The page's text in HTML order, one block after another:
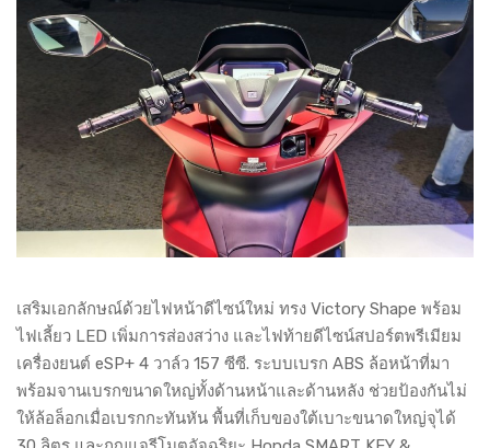
เสริมเอกลักษณ์ด้วยไฟหน้าดีไซน์ใหม่ ทรง Victory Shape พร้อม
ไฟเลี้ยว LED เพิ่มการส่องสว่าง และไฟท้ายดีไซน์สปอร์ตพรีเมียม
เครื่องยนต์ eSP+ 4 วาล์ว 157 ซีซี. ระบบเบรก ABS ล้อหน้าที่มา
พร้อมจานเบรกขนาดใหญ่ทั้งด้านหน้าและด้านหลัง ช่วยป้องกันไม่
ให้ล้อล็อกเมื่อเบรกกะทันหัน พื้นที่เก็บของใต้เบาะขนาดใหญ่จุได้